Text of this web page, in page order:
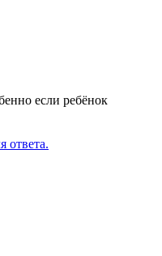
если ребёнок
ответа.